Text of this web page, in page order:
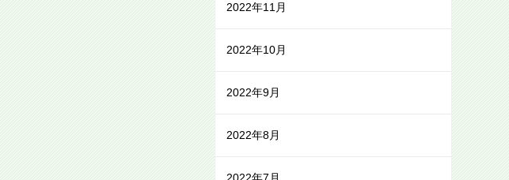
2022年11月
2022年10月
2022年9月
2022年8月